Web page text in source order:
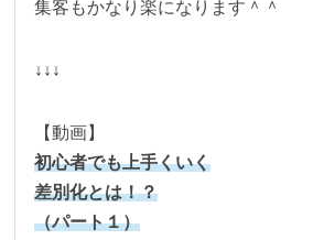
集客もかなり楽になります＾＾
↓↓↓
【動画】
初心者でも上手くいく
差別化とは！？
（パート１）